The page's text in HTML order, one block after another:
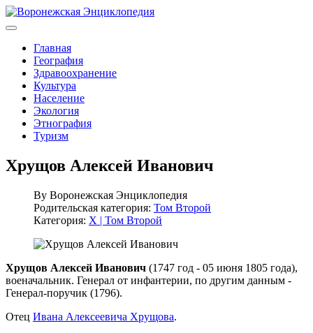
Главная
География
Здравоохранение
Культура
Население
Экология
Этнография
Туризм
Хрущов Алексей Иванович
By Воронежская Энциклопедия
Родительская категория: Том Второй
Категория: Х | Том Второй
Хрущов Алексей Иванович (1747 год - 05 июня 1805 года),
военачальник. Генерал от инфантерии, по другим данным -
Генерал-поручик (1796).
Отец Ивана Алексеевича Хрущова.